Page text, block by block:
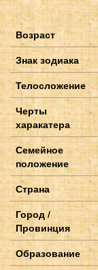
Возраст
Знак зодиака
Телосложение
Черты
харакатера
Семейное
положение
Страна
Город /
Провинция
Образование